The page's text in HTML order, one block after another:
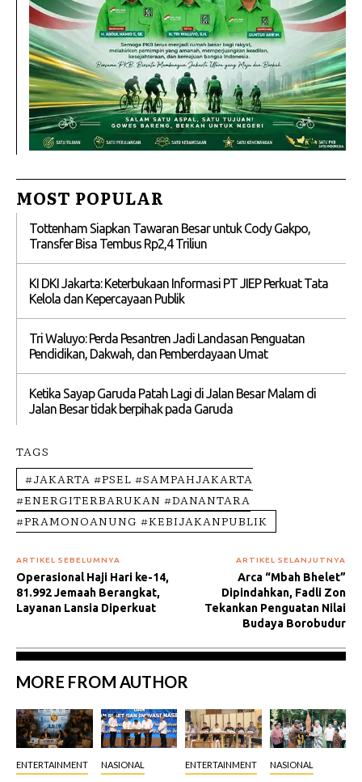
MOST POPULAR
Tottenham Siapkan Tawaran Besar untuk Cody Gakpo,
Transfer Bisa Tembus Rp2,4 Triliun
KI DKI Jakarta: Keterbukaan Informasi PT JIEP Perkuat Tata
Kelola dan Kepercayaan Publik
Tri Waluyo: Perda Pesantren Jadi Landasan Penguatan
Pendidikan, Dakwah, dan Pemberdayaan Umat
Ketika Sayap Garuda Patah Lagi di Jalan Besar Malam di
Jalan Besar tidak berpihak pada Garuda
TAGS
#JAKARTA #PSEL #SAMPAHJAKARTA
#ENERGITERBARUKAN #DANANTARA
#PRAMONOANUNG #KEBIJAKANPUBLIK
ARTIKEL SEBELUMNYA
Operasional Haji Hari ke-14,
81.992 Jemaah Berangkat,
Layanan Lansia Diperkuat
ARTIKEL SELANJUTNYA
Arca “Mbah Bhelet”
Dipindahkan, Fadli Zon
Tekankan Penguatan Nilai
Budaya Borobudur
MORE FROM AUTHOR
ENTERTAINMENT NASIONAL ENTERTAINMENT NASIONAL